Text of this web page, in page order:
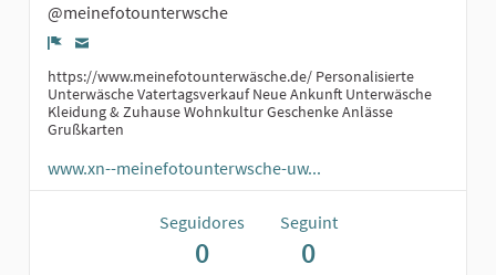
@meinefotounterwsche
Denúncia
https://www.meinefotounterwäsche.de/ Personalisierte
Unterwäsche Vatertagsverkauf Neue Ankunft Unterwäsche
Kleidung & Zuhause Wohnkultur Geschenke Anlässe
Grußkarten
www.xn--meinefotounterwsche-uw...
Seguidores
0
Seguint
0